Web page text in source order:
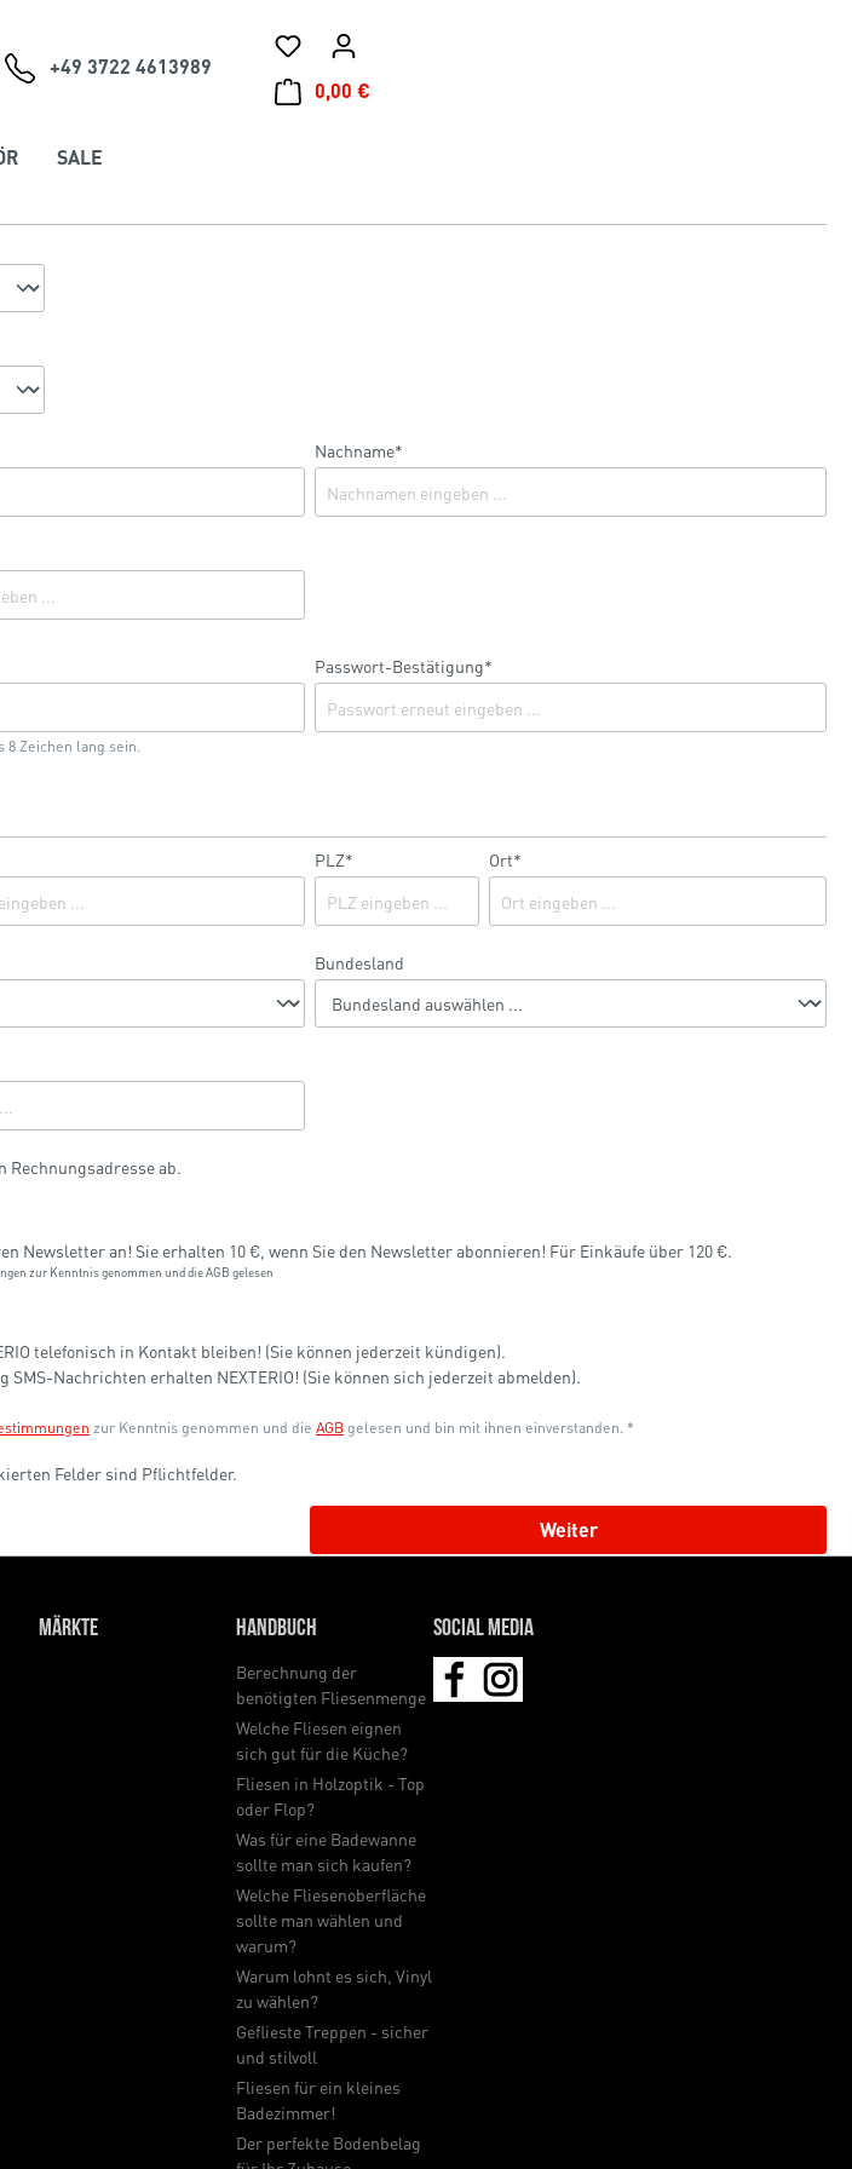
+49 3722 4613989
0,00 €
SALE
Nachname*
Zeichen lang sein.
Passwort-Bestätigung*
PLZ* Ort*
Bundesland
Rechnungsadresse ab.
Newsletter an! Sie erhalten 10 €, wenn Sie den Newsletter abonnieren! Für Einkäufe über 120 €.
zur Kenntnis genommen und die AGB gelesen
telefonisch in Kontakt bleiben! (Sie können jederzeit kündigen).
SMS-Nachrichten erhalten NEXTERIO! (Sie können sich jederzeit abmelden).
zur Kenntnis genommen und die AGB gelesen und bin mit ihnen einverstanden. *
Felder sind Pflichtfelder.
Weiter
Märkte Handbuch
Berechnung der
benötigten Fliesenmenge
Welche Fliesen eignen
sich gut für die Küche?
Fliesen in Holzoptik - Top
oder Flop?
Was für eine Badewanne
sollte man sich kaufen?
Welche Fliesenoberfläche
sollte man wählen und
warum?
Warum lohnt es sich, Vinyl
zu wählen?
Geflieste Treppen - sicher
und stilvoll
Fliesen für ein kleines
Badezimmer!
Der perfekte Bodenbelag
Social Media